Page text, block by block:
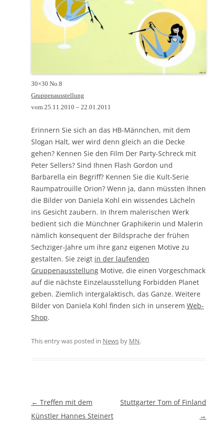
30×30 No.8
Gruppenausstellung
vom 25.11.2010 – 22.01.2011
Erinnern Sie sich an das HB-Männchen, mit dem
Slogan Halt, wer wird denn gleich an die Decke
gehen? Kennen Sie den Film Der Party-Schreck mit
Peter Sellers? Sind Ihnen Flash Gordon und
Barbarella ein Begriff? Kennen Sie die Kult-Serie
Raumpatrouille Orion? Wenn ja, dann müssten Ihnen
die Bilder von Daniela Kohl ein wissendes Lächeln
ins Gesicht zaubern. In Ihrem malerischen Werk
bedient sich die Münchner Graphikerin und Malerin
nämlich konsequent der Bildsprache der frühen
Sechziger-Jahre um ihre ganz eigenen Motive zu
gestalten. Sie zeigt in der laufenden
Gruppenausstellung Motive, die einen Vorgeschmack
auf die nächste Einzelausstellung Forbidden Planet
geben. Ziemlich intergalaktisch, das Ganze. Weitere
Bilder von Daniela Kohl finden sich in unserem Web-
Shop.
This entry was posted in News by MN.
Beitragsnavigation
← Treffen mit dem
Künstler Hannes Steinert
Stuttgarter Tom of Finland
→